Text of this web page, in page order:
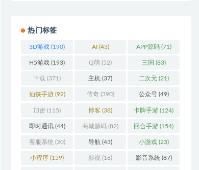
热门标签
3D游戏 (190) AI(43) APP源码(71)
H5游戏 (193) Q萌 (52) 三国 (83)
下载 (371) 主机 (37) 二次元(21)
仙侠手游(92) 传奇(390) 公众号(49)
加密 (115) 博客 (38) 卡牌手游 (124)
即时通讯(44) 商城源码 (82) 回合手游 (154)
客服系统 (20) 导航 (43) 小游戏(23)
小程序 (159) 影视 (18) 影音系统 (87)